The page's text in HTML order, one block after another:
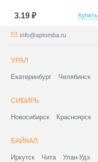
Купить
3.19 ₽
info@aplomba.ru
УРАЛ
Екатеринбург Челябинск
СИБИРЬ
Новосибирск Красноярск
БАЙКАЛ
Иркутск Чита Улан-Удэ